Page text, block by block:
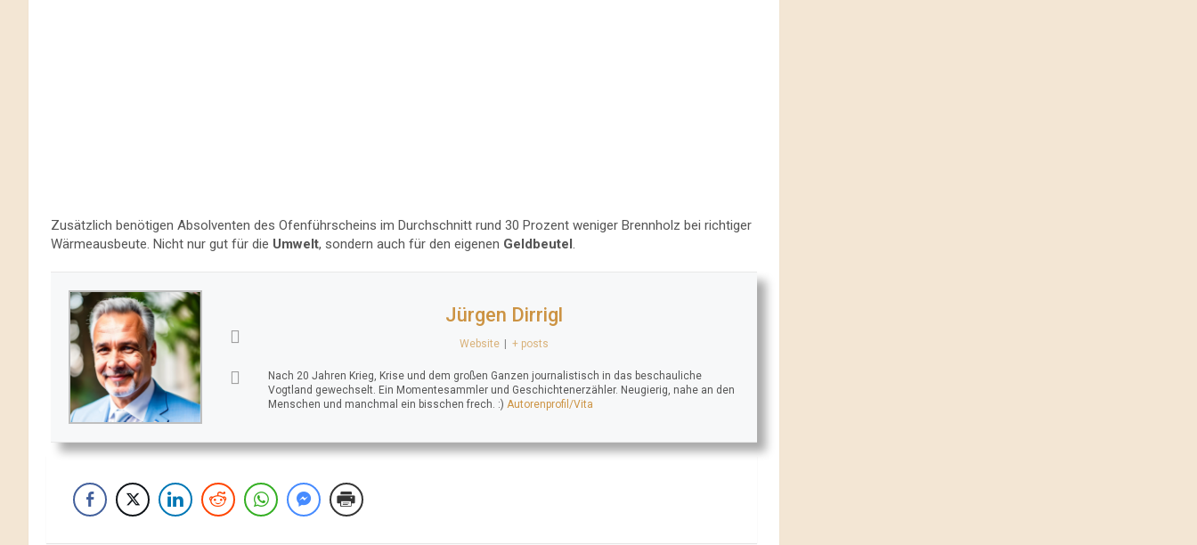
Zusätzlich benötigen Absolventen des Ofenführscheins im Durchschnitt rund 30 Prozent weniger Brennholz bei richtiger
Wärmeausbeute. Nicht nur gut für die Umwelt, sondern auch für den eigenen Geldbeutel
Jürgen Dirrigl
Website | + posts
Nach 20 Jahren Krieg, Krise und dem großen Ganzen journalistisch in das beschauliche
Vogtland gewechselt. Ein Momentesammler und Geschichtenerzähler. Neugierig, nahe an den
Menschen und manchmal ein bisschen frech. :) Autorenprofil/Vita